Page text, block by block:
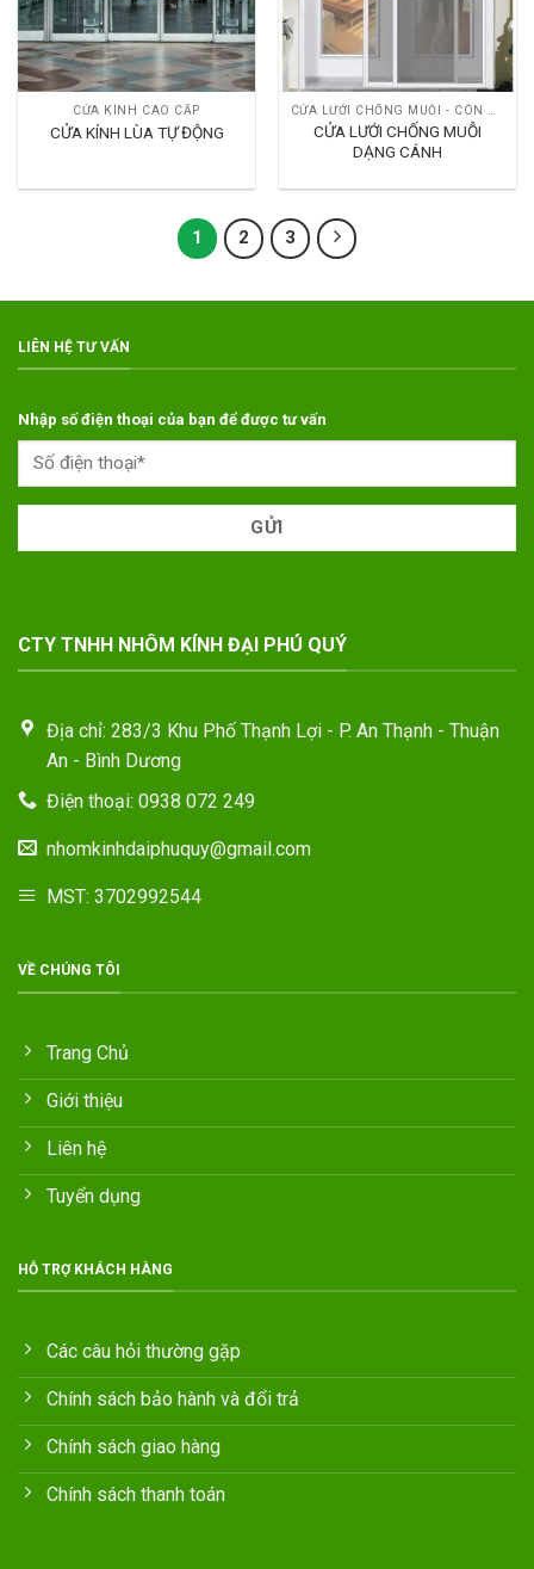
CỬA KÍNH CAO CẤP
CỬA KÍNH LÙA TỰ ĐỘNG
CỬA LƯỚI CHỐNG MUỖI - CÔN TRÙNG
CỬA LƯỚI CHỐNG MUỖI
DẠNG CÁNH
1 2 3
CTY TNHH NHÔM KÍNH ĐẠI PHÚ QUÝ
Địa chỉ: 283/3 Khu Phố Thạnh Lợi - P. An Thạnh - Thuận
An - Bình Dương
Điện thoại: 0938 072 249
nhomkinhdaiphuquy@gmail.com
MST: 3702992544
VỀ CHÚNG TÔI
Trang Chủ
Giới thiệu
Liên hệ
Tuyển dụng
HỖ TRỢ KHÁCH HÀNG
Các câu hỏi thường gặp
Chính sách bảo hành và đổi trả
Chính sách giao hàng
Chính sách thanh toán
LIÊN HỆ TƯ VẤN
Nhập số điện thoại của bạn để được tư vấn